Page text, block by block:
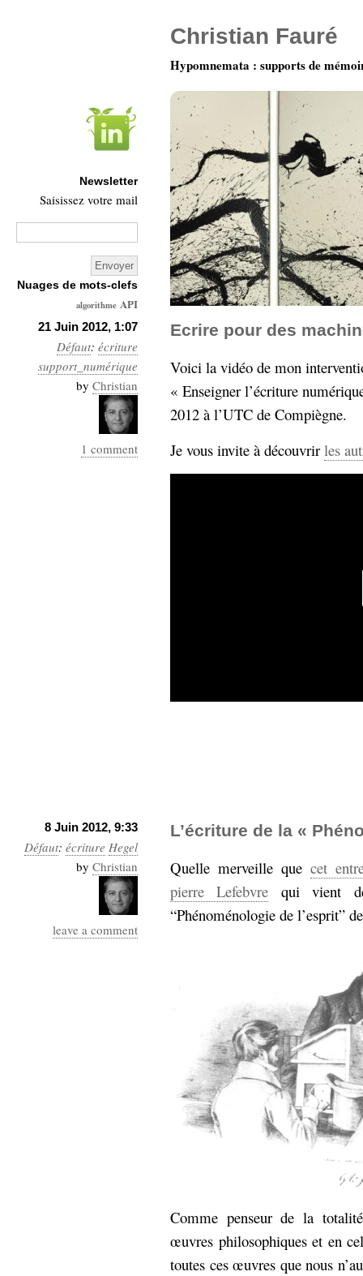
21 Juin 2012, 1:07
Défaut: écriture
support_numérique
by Christian
1 comment
Ecrire pour des
Voici la vidéo de mon
« Enseigner l’écriture
2012 à l’UTC de Compiègne.
Je vous invite à découvrir les
8 Juin 2012, 9:33
Défaut: écriture Hegel
by Christian
leave a comment
L’écriture de la «
Quelle merveille que cet
pierre Lefebvre qui vient
“Phénoménologie de l’esprit”
Comme penseur de la
œuvres philosophiques et en
toutes ces œuvres que nous
Christian Fauré
Hypomnemata : supports de
Newsletter
Saisissez votre mail
Nuages de mots-clefs
algorithme API
Architecture
Ars-
Industrialis
business_model
cinéma
Cloud
mémoire ontologie
participation
Politique Probabilité
programmation projet
prolétarisation REST
simondon Social-Network